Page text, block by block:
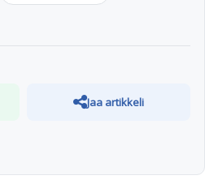
Jaa artikkeli